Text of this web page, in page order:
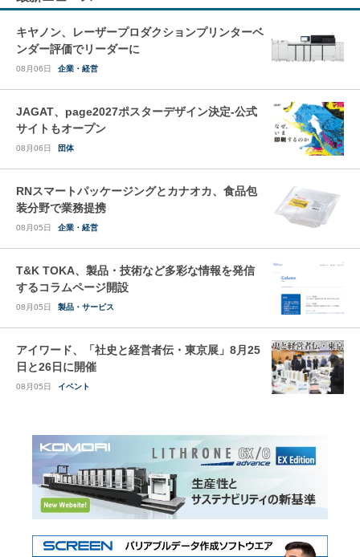
キヤノン、レーザープロダクションプリンターベ
ンダー評価でリーダーに
08月06日 企業・経営
JAGAT、page2027ポスターデザイン決定-公式
サイトもオープン
08月06日 団体
RNスマートパッケージングとカナオカ、食品包
装分野で業務提携
08月05日 企業・経営
T&K TOKA、製品・技術など多彩な情報を発信
するコラムページ開設
08月05日 製品・サービス
アイワード、「社史と経営者伝・東京展」8月25
日と26日に開催
08月05日 イベント